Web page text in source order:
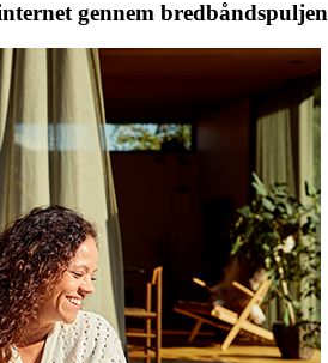
gennem bredbåndspuljen